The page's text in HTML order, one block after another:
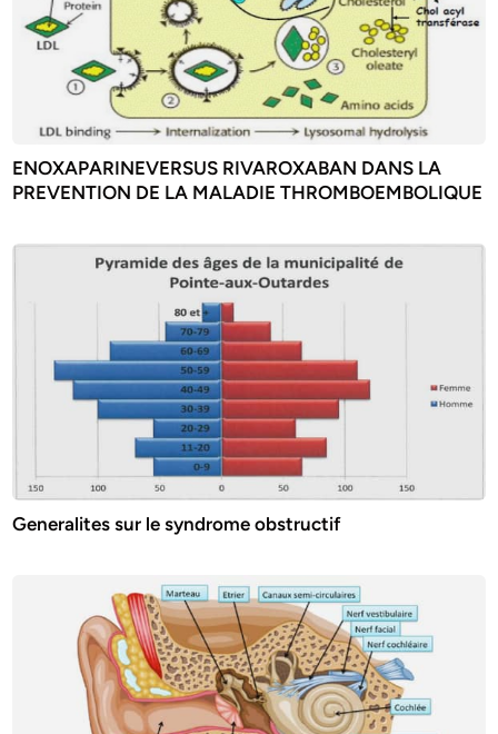
ENOXAPARINEVERSUS RIVAROXABAN DANS LA
PREVENTION DE LA MALADIE THROMBOEMBOLIQUE
Generalites sur le syndrome obstructif